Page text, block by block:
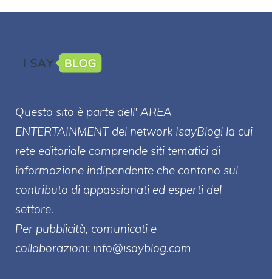
Questo sito è parte dell' AREA
ENTERTAINMENT del network IsayBlog! la cui
rete editoriale comprende siti tematici di
informazione indipendente che contano sul
contributo di appassionati ed esperti del
settore.
Per pubblicità, comunicati e
collaborazioni: info@isayblog.com